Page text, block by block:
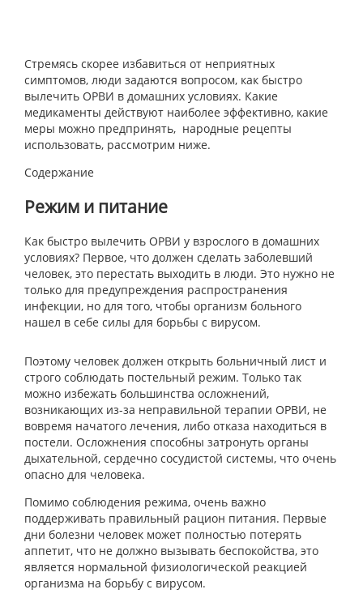
Стремясь скорее избавиться от неприятных
симптомов, люди задаются вопросом, как быстро
вылечить ОРВИ в домашних условиях. Какие
медикаменты действуют наиболее эффективно, какие
меры можно предпринять, народные рецепты
использовать, рассмотрим ниже.
Содержание
Режим и питание
Как быстро вылечить ОРВИ у взрослого в домашних
условиях? Первое, что должен сделать заболевший
человек, это перестать выходить в люди. Это нужно не
только для предупреждения распространения
инфекции, но для того, чтобы организм больного
нашел в себе силы для борьбы с вирусом.
Поэтому человек должен открыть больничный лист и
строго соблюдать постельный режим. Только так
можно избежать большинства осложнений,
возникающих из-за неправильной терапии ОРВИ, не
вовремя начатого лечения, либо отказа находиться в
постели. Осложнения способны затронуть органы
дыхательной, сердечно сосудистой системы, что очень
опасно для человека.
Помимо соблюдения режима, очень важно
поддерживать правильный рацион питания. Первые
дни болезни человек может полностью потерять
аппетит, что не должно вызывать беспокойства, это
является нормальной физиологической реакцией
организма на борьбу с вирусом.